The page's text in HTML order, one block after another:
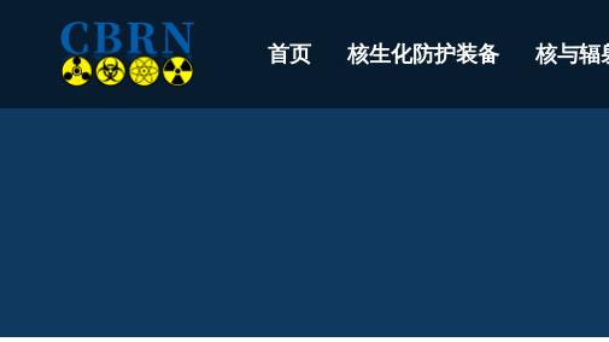
首页 核生化防护装备 核与辐